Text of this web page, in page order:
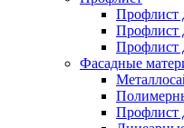
Профлист
Профлист
Профлист
Фасадные
Профлист